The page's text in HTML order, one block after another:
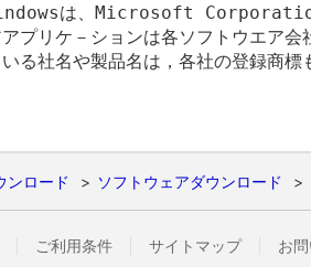
は、Microsoft Corporation
プリケ－ションは各ソフトウエア会
る社名や製品名は，各社の登録商標
ンロード ソフトウェアダウンロード
ご利用条件 サイトマップ お